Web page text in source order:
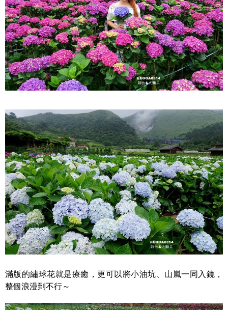
滿版的繡球花就是療癒，更可以將小油坑、山嵐一同入鏡，
整個浪漫到不行～